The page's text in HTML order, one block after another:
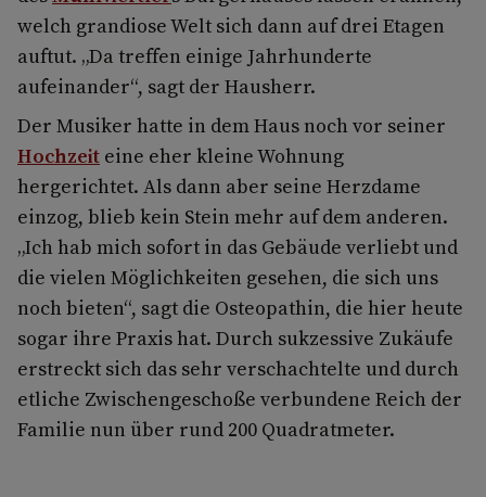
welch grandiose Welt sich dann auf drei Etagen
auftut. „Da treffen einige Jahrhunderte
aufeinander“, sagt der Hausherr.
Der Musiker hatte in dem Haus noch vor seiner
Hochzeit eine eher kleine Wohnung
hergerichtet. Als dann aber seine Herzdame
einzog, blieb kein Stein mehr auf dem anderen.
„Ich hab mich sofort in das Gebäude verliebt und
die vielen Möglichkeiten gesehen, die sich uns
noch bieten“, sagt die Osteopathin, die hier heute
sogar ihre Praxis hat. Durch sukzessive Zukäufe
erstreckt sich das sehr verschachtelte und durch
etliche Zwischengeschoße verbundene Reich der
Familie nun über rund 200 Quadratmeter.